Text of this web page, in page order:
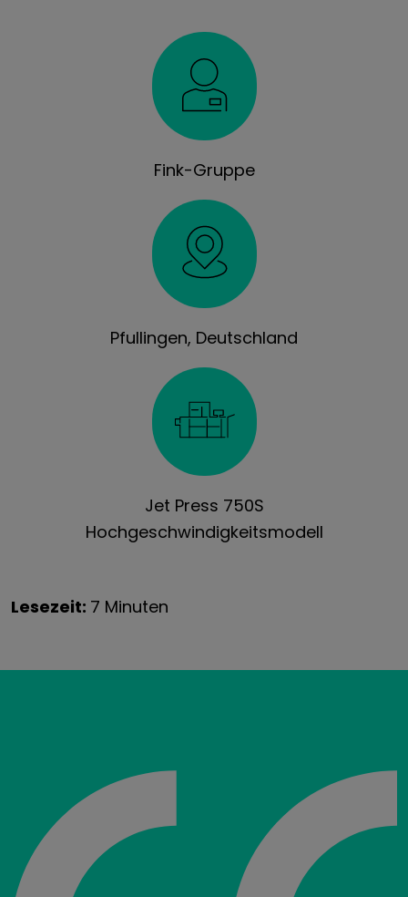
Fink-Gruppe
Pfullingen, Deutschland
Jet Press 750S
Hochgeschwindigkeitsmodell
Lesezeit: 7 Minuten